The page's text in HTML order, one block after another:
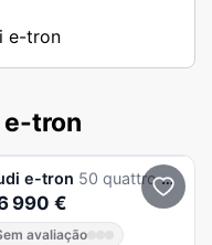
e-tron
e-tron
e-tron 50 quattro advanced
990 €
avaliação